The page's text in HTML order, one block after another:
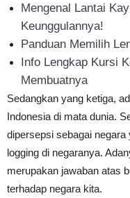
Mengenal Lantai
Keunggulannya!
Panduan Memilih
Info Lengkap Kursi
Membuatnya
Sedangkan yang ketiga,
Indonesia di mata dunia.
dipersepsi sebagai negara
logging di negaranya.
merupakan jawaban atas
terhadap negara kita.